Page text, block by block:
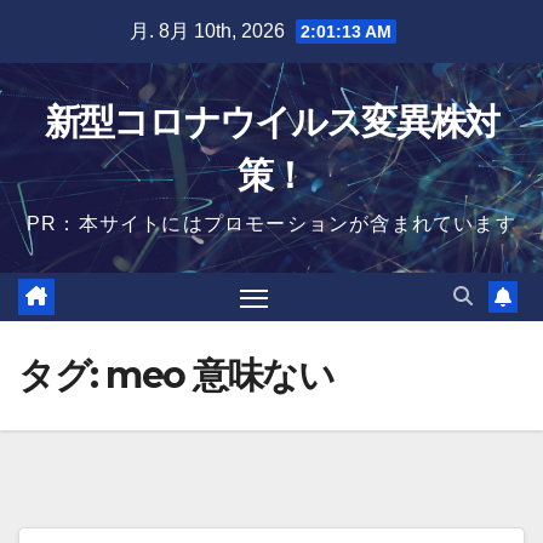
content
月. 8月 10th, 2026 2:01:14 AM
新型コロナウイルス変異株対
策！
PR：本サイトにはプロモーションが含まれています
タグ: meo 意味ない